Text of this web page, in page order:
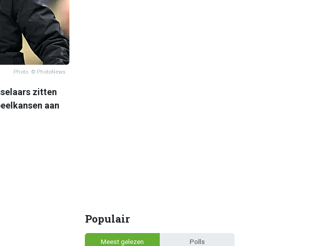
Photo: © PhotoNews
zitten
aan
Populair
Meest gelezen Polls